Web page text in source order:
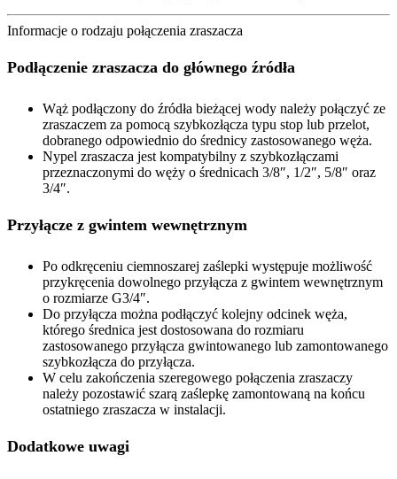
Informacje o rodzaju połączenia zraszacza
Podłączenie zraszacza do głównego źródła
Wąż podłączony do źródła bieżącej wody należy połączyć ze
zraszaczem za pomocą szybkozłącza typu stop lub przelot,
dobranego odpowiednio do średnicy zastosowanego węża.
Nypel zraszacza jest kompatybilny z szybkozłączami
przeznaczonymi do węży o średnicach 3/8″, 1/2″, 5/8″ oraz
3/4″.
Przyłącze z gwintem wewnętrznym
Po odkręceniu ciemnoszarej zaślepki występuje możliwość
przykręcenia dowolnego przyłącza z gwintem wewnętrznym
o rozmiarze G3/4″.
Do przyłącza można podłączyć kolejny odcinek węża,
którego średnica jest dostosowana do rozmiaru
zastosowanego przyłącza gwintowanego lub zamontowanego
szybkozłącza do przyłącza.
W celu zakończenia szeregowego połączenia zraszaczy
należy pozostawić szarą zaślepkę zamontowaną na końcu
ostatniego zraszacza w instalacji.
Dodatkowe uwagi